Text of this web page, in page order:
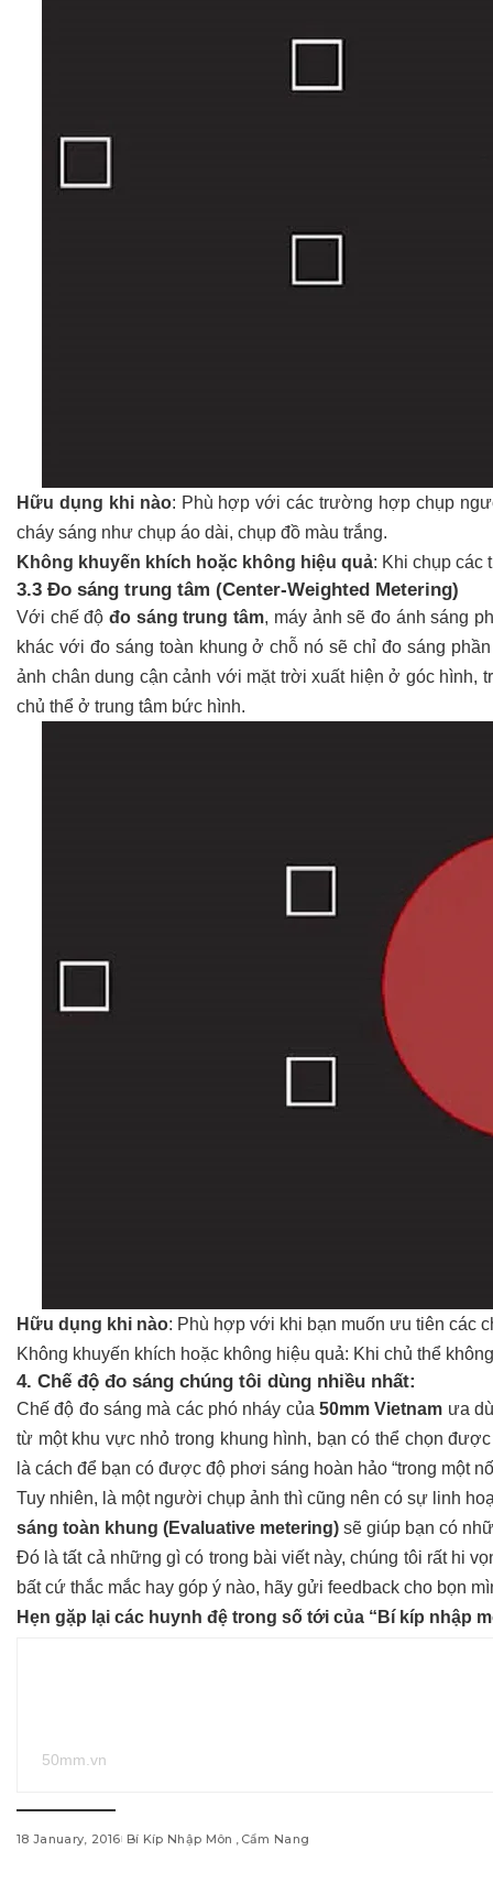
Hữu dụng khi nào: Phù hợp với các trường hợp chụp
cháy sáng như chụp áo dài, chụp đồ màu trắng.
Không khuyến khích hoặc không hiệu quả: Khi chụp các
3.3 Đo sáng trung tâm (Center-Weighted Metering)
Với chế độđo sáng trung tâm, máy ảnh sẽ đo ánh sáng
khác với đo sáng toàn khung ở chỗ nó sẽ chỉ đo sáng
ảnh chân dung cận cảnh với mặt trời xuất hiện ở góc hình,
chủ thể ở trung tâm bức hình.
Hữu dụng khi nào: Phù hợp với khi bạn muốn ưu tiên các
Không khuyến khích hoặc không hiệu quả: Khi chủ thể
4. Chế độ đo sáng chúng tôi dùng nhiều nhất:
Chế độ đo sáng mà các phó nháy của 50mm Vietnam ưa
từ một khu vực nhỏ trong khung hình, bạn có thể chọn
là cách để bạn có được độ phơi sáng hoàn hảo “trong một
Tuy nhiên, là một người chụp ảnh thì cũng nên có sự linh
sáng toàn khung (Evaluative metering) sẽ giúp bạn có
Đó là tất cả những gì có trong bài viết này, chúng tôi rất hi
bất cứ thắc mắc hay góp ý nào, hãy gửi feedback cho bọn
Hẹn gặp lại các huynh đệ trong số tới của “ Bí kíp nhập
50mm.vn
18 January, 2016 Bí Kíp Nhập Môn Cẩm Nang